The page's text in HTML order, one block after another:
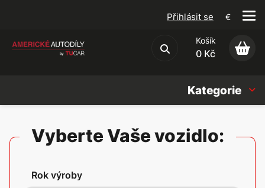
Obchodní podmínky
Přihlásit se €
Košík
0 Kč
Kategorie
Vyberte Vaše vozidlo:
Rok výroby